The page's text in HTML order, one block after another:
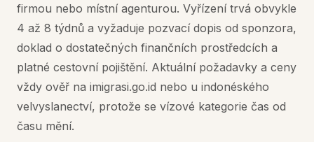
firmou nebo místní agenturou. Vyřízení trvá obvykle
4 až 8 týdnů a vyžaduje pozvací dopis od sponzora,
doklad o dostatečných finančních prostředcích a
platné cestovní pojištění. Aktuální požadavky a ceny
vždy ověř na imigrasi.go.id nebo u indonéského
velvyslanectví, protože se vízové kategorie čas od
času mění.